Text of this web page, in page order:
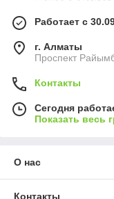
Работает с
г. Алматы
Проспект
Контакты
Сегодня
Показать весь
О нас
Контакты